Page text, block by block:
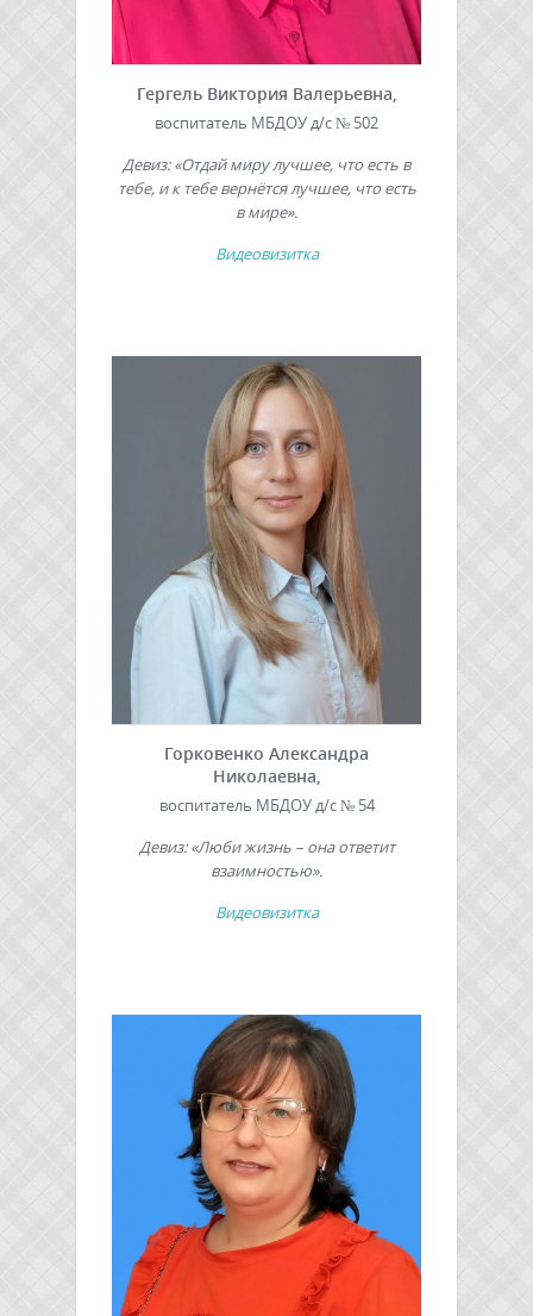
Гергель Виктория Валерьевна,
воспитатель МБДОУ д/с № 502
Девиз: «Отдай миру лучшее, что есть в
тебе, и к тебе вернётся лучшее, что есть
в мире».
Видеовизитка
Горковенко Александра
Николаевна,
воспитатель МБДОУ д/с № 54
Девиз: «Люби жизнь – она ответит
взаимностью».
Видеовизитка